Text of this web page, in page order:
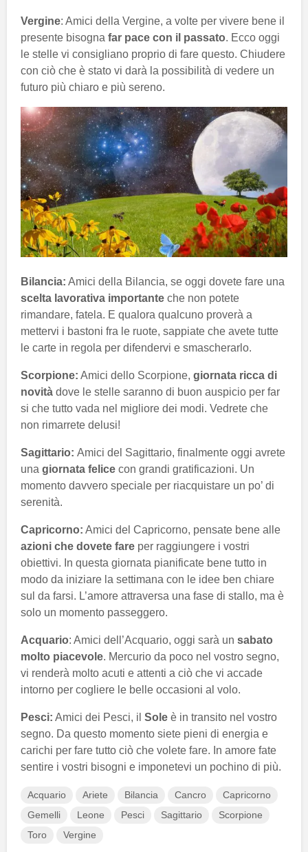
Vergine: Amici della Vergine, a volte per vivere bene il
presente bisogna far pace con il passato. Ecco oggi
le stelle vi consigliano proprio di fare questo. Chiudere
con ciò che è stato vi darà la possibilità di vedere un
futuro più chiaro e più sereno.
Bilancia: Amici della Bilancia, se oggi dovete fare una
scelta lavorativa importante che non potete
rimandare, fatela. E qualora qualcuno proverà a
mettervi i bastoni fra le ruote, sappiate che avete tutte
le carte in regola per difendervi e smascherarlo.
Scorpione: Amici dello Scorpione, giornata ricca di
novità dove le stelle saranno di buon auspicio per far
si che tutto vada nel migliore dei modi. Vedrete che
non rimarrete delusi!
Sagittario: Amici del Sagittario, finalmente oggi avrete
una giornata felice con grandi gratificazioni. Un
momento davvero speciale per riacquistare un po’ di
serenità.
Capricorno: Amici del Capricorno, pensate bene alle
azioni che dovete fare per raggiungere i vostri
obiettivi. In questa giornata pianificate bene tutto in
modo da iniziare la settimana con le idee ben chiare
sul da farsi. L’amore attraversa una fase di stallo, ma è
solo un momento passeggero.
Acquario: Amici dell’Acquario, oggi sarà un sabato
molto piacevole. Mercurio da poco nel vostro segno,
vi renderà molto acuti e attenti a ciò che vi accade
intorno per cogliere le belle occasioni al volo.
Pesci: Amici dei Pesci, il Sole è in transito nel vostro
segno. Da questo momento siete pieni di energia e
carichi per fare tutto ciò che volete fare. In amore fate
sentire i vostri bisogni e imponetevi un pochino di più.
Acquario Ariete Bilancia Cancro
Capricorno
Gemelli
Leone Pesci Sagittario
Scorpione
Toro
Vergine